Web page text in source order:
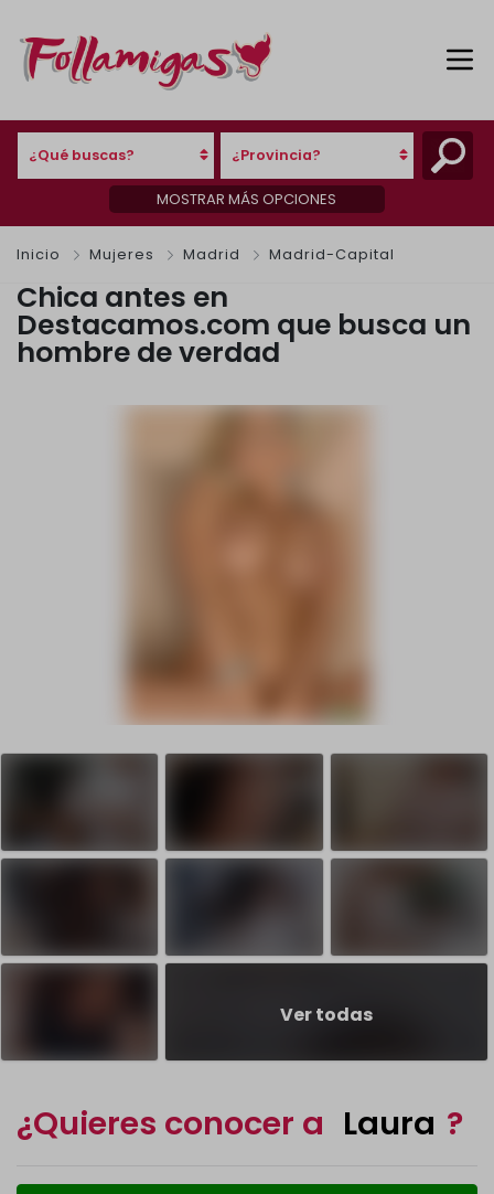
¿Qué buscas? ¿Provincia?
MOSTRAR MÁS OPCIONES
Inicio Mujeres Madrid Madrid-Capital
Chica antes en
Destacamos.com que busca un
hombre de verdad
Ver todas
¿Quieres conocer a Laura ?